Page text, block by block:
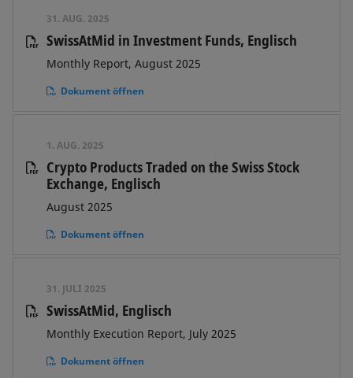
31. AUG. 2025
SwissAtMid in Investment Funds, Englisch
Monthly Report, August 2025
Dokument öffnen
1. AUG. 2025
Crypto Products Traded on the Swiss Stock
Exchange, Englisch
August 2025
Dokument öffnen
31. JULI 2025
SwissAtMid, Englisch
Monthly Execution Report, July 2025
Dokument öffnen